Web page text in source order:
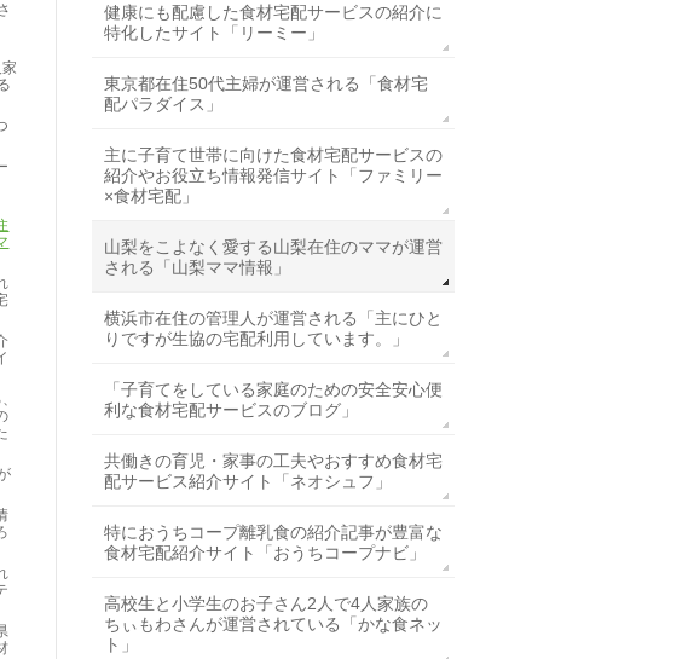
健康にも配慮した食材宅配サービスの紹介に
特化したサイト「リーミー」
東京都在住50代主婦が運営される「食材宅
配パラダイス」
主に子育て世帯に向けた食材宅配サービスの
紹介やお役立ち情報発信サイト「ファミリー
×食材宅配」
山梨をこよなく愛する山梨在住のママが運営
される「山梨ママ情報」
横浜市在住の管理人が運営される「主にひと
りですが生協の宅配利用しています。」
「子育てをしている家庭のための安全安心便
利な食材宅配サービスのブログ」
共働きの育児・家事の工夫やおすすめ食材宅
配サービス紹介サイト「ネオシュフ」
特におうちコープ離乳食の紹介記事が豊富な
食材宅配紹介サイト「おうちコープナビ」
高校生と小学生のお子さん2人で4人家族の
ちぃもわさんが運営されている「かな食ネッ
ト」